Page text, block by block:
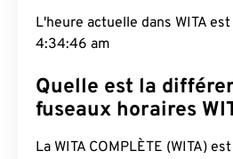
L'heure actuelle dans WITA
4:34:47 am
Quelle est la
fuseaux horaires
La WITA COMPLÈTE (WITA)